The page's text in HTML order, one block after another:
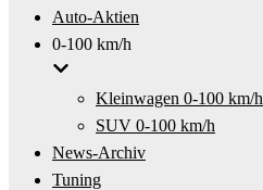
Auto-Aktien
0-100 km/h
Kleinwagen 0-100 km/h
SUV 0-100 km/h
News-Archiv
Tuning